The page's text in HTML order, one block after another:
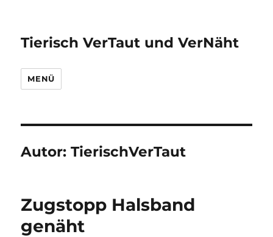
Tierisch VerTaut und VerNäht
MENÜ
Autor:TierischVerTaut
Zugstopp Halsband
genäht